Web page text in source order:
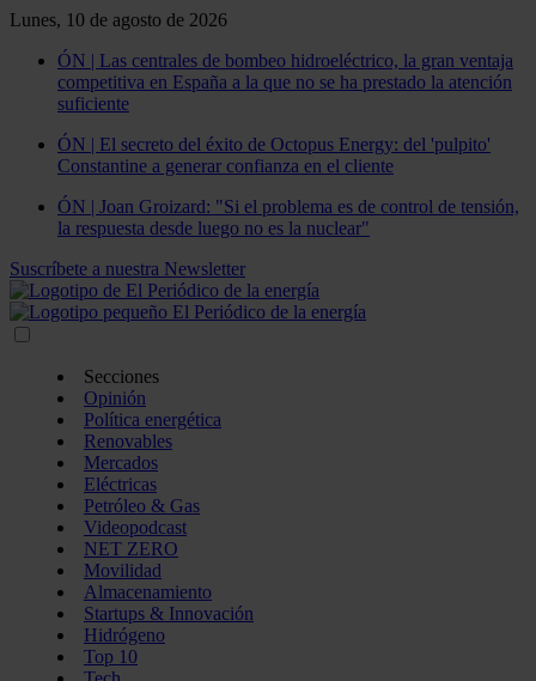
Lunes, 10 de agosto de 2026
ÓN | Las centrales de bombeo hidroeléctrico, la gran ventaja
competitiva en España a la que no se ha prestado la atención
suficiente
ÓN | El secreto del éxito de Octopus Energy: del 'pulpito'
Constantine a generar confianza en el cliente
ÓN | Joan Groizard: "Si el problema es de control de tensión,
la respuesta desde luego no es la nuclear"
Suscríbete a nuestra Newsletter
Secciones
Opinión
Política energética
Renovables
Mercados
Eléctricas
Petróleo & Gas
Videopodcast
NET ZERO
Movilidad
Almacenamiento
Startups & Innovación
Hidrógeno
Top 10